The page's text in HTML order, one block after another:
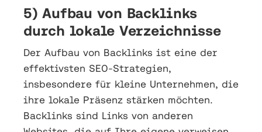
5) Aufbau von Backlinks
durch lokale Verzeichnisse
Der Aufbau von Backlinks ist eine der
effektivsten SEO-Strategien,
insbesondere für kleine Unternehmen, die
ihre lokale Präsenz stärken möchten.
Backlinks sind Links von anderen